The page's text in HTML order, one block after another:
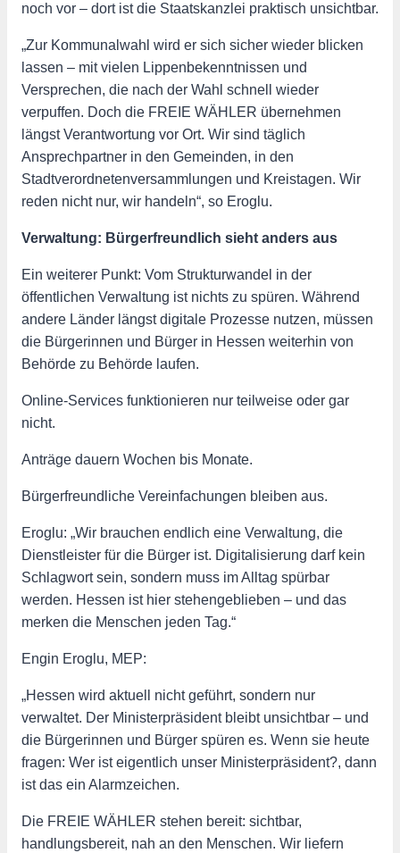
noch vor – dort ist die Staatskanzlei praktisch unsichtbar.
„Zur Kommunalwahl wird er sich sicher wieder blicken
lassen – mit vielen Lippenbekenntnissen und
Versprechen, die nach der Wahl schnell wieder
verpuffen. Doch die FREIE WÄHLER übernehmen
längst Verantwortung vor Ort. Wir sind täglich
Ansprechpartner in den Gemeinden, in den
Stadtverordnetenversammlungen und Kreistagen. Wir
reden nicht nur, wir handeln“, so Eroglu.
Verwaltung: Bürgerfreundlich sieht anders aus
Ein weiterer Punkt: Vom Strukturwandel in der
öffentlichen Verwaltung ist nichts zu spüren. Während
andere Länder längst digitale Prozesse nutzen, müssen
die Bürgerinnen und Bürger in Hessen weiterhin von
Behörde zu Behörde laufen.
Online-Services funktionieren nur teilweise oder gar
nicht.
Anträge dauern Wochen bis Monate.
Bürgerfreundliche Vereinfachungen bleiben aus.
Eroglu: „Wir brauchen endlich eine Verwaltung, die
Dienstleister für die Bürger ist. Digitalisierung darf kein
Schlagwort sein, sondern muss im Alltag spürbar
werden. Hessen ist hier stehengeblieben – und das
merken die Menschen jeden Tag.“
Engin Eroglu, MEP:
„Hessen wird aktuell nicht geführt, sondern nur
verwaltet. Der Ministerpräsident bleibt unsichtbar – und
die Bürgerinnen und Bürger spüren es. Wenn sie heute
fragen: Wer ist eigentlich unser Ministerpräsident?, dann
ist das ein Alarmzeichen.
Die FREIE WÄHLER stehen bereit: sichtbar,
handlungsbereit, nah an den Menschen. Wir liefern